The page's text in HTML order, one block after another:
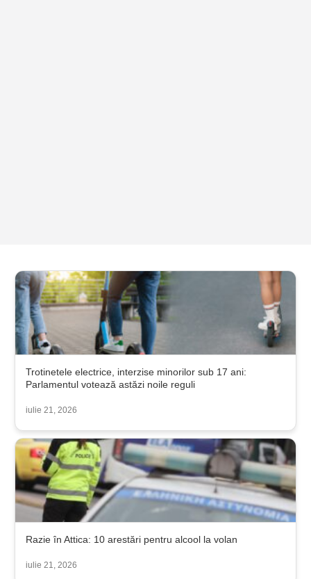
Trotinetele electrice, interzise minorilor sub 17 ani:
Parlamentul votează astăzi noile reguli
iulie 21, 2026
Razie în Attica: 10 arestări pentru alcool la volan
iulie 21, 2026